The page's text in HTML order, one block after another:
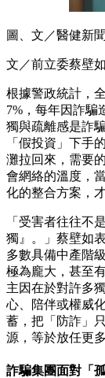
圖、文／醫健新聞
文／前立委蔡壁
根據警政統計，
7%，每年因詐騙
獨與疏離感是詐
「假投資」下手
灘拉回來，需要
會網絡的溫度，
化的整合方案，
「受害者往往不
獨』。」蔡壁如
多數具備中產階
極為龐大，甚至
主因在於對許多
心、陪伴或權威
蓄，把「防詐」
源，等於放任更
詐騙集團面對「